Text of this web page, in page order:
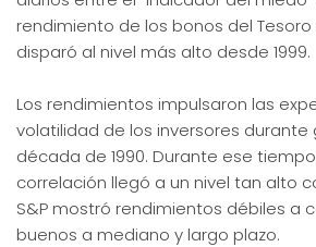
rendimiento de los bonos del Tesoro
disparó al nivel más alto desde 1999.
Los rendimientos impulsaron las
volatilidad de los inversores durante
década de 1990. Durante ese
correlación llegó a un nivel tan alto
S&P mostró rendimientos débiles a
buenos a mediano y largo plazo.